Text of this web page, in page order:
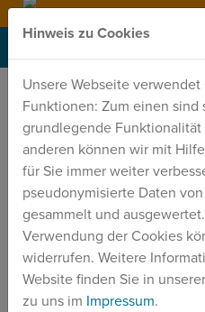
HERZLICH
IN DER
Ruhig
und doch
Hinweis zu Cookies
Unsere Webseite
Funktionen: Zum einen
grundlegende Funktionalität
anderen können wir mit
für Sie immer weiter
pseudonymisierte Daten
gesammelt und
Verwendung der Cookies
widerrufen. Weitere
Website finden Sie in unserer
zu uns im Impressum.